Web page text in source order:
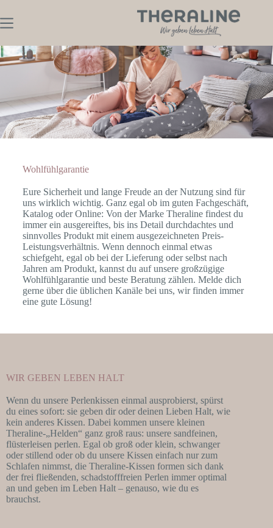
Wohlfühlgarantie
Eure Sicherheit und lange Freude an der Nutzung sind für
uns wirklich wichtig. Ganz egal ob im guten Fachgeschäft,
Katalog oder Online: Von der Marke Theraline findest du
immer ein ausgereiftes, bis ins Detail durchdachtes und
sinnvolles Produkt mit einem ausgezeichneten Preis-
Leistungsverhältnis. Wenn dennoch einmal etwas
schiefgeht, egal ob bei der Lieferung oder selbst nach
Jahren am Produkt, kannst du auf unsere großzügige
Wohlfühlgarantie und beste Beratung zählen. Melde dich
gerne über die üblichen Kanäle bei uns, wir finden immer
eine gute Lösung!
WIR GEBEN LEBEN HALT
Wenn du unsere Perlenkissen einmal ausprobierst, spürst
du eines sofort: sie geben dir oder deinen Lieben Halt, wie
kein anderes Kissen. Dabei kommen unsere kleinen
Theraline-„Helden“ ganz groß raus: unsere sandfeinen,
flüsterleisen perlen. Egal ob groß oder klein, schwanger
oder stillend oder ob du unsere Kissen einfach nur zum
Schlafen nimmst, die Theraline-Kissen formen sich dank
der frei fließenden, schadstofffreien Perlen immer optimal
an und geben im Leben Halt – genauso, wie du es
brauchst.